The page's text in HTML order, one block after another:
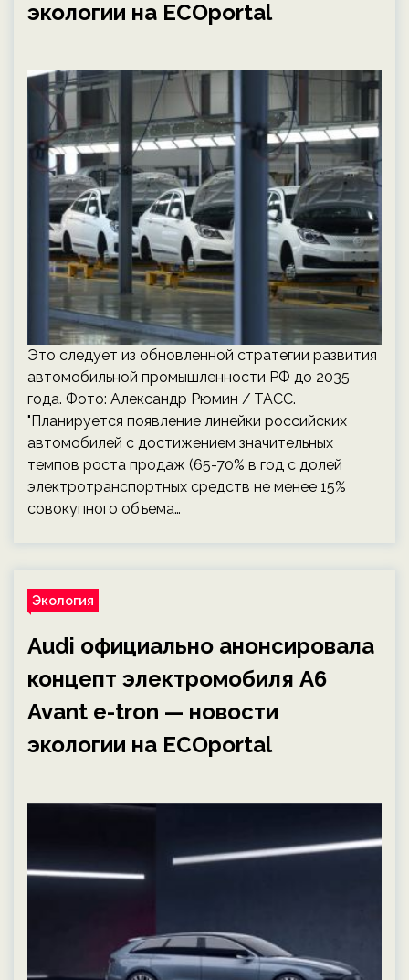
экологии на ECOportal
Это следует из обновленной стратегии развития
автомобильной промышленности РФ до 2035
года. Фото: Александр Рюмин / ТАСС.
"Планируется появление линейки российских
автомобилей с достижением значительных
темпов роста продаж (65-70% в год с долей
электротранспортных средств не менее 15%
совокупного объема…
Экология
Audi официально анонсировала
концепт электромобиля A6
Avant e-tron — новости
экологии на ECOportal